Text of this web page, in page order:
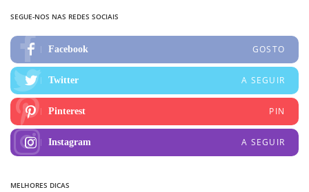
SEGUE-NOS NAS REDES SOCIAIS
Facebook GOSTO
Twitter A SEGUIR
Pinterest PIN
Instagram A SEGUIR
MELHORES DICAS